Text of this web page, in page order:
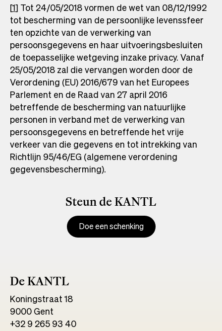
[1] Tot 24/05/2018 vormen de wet van 08/12/1992
tot bescherming van de persoonlijke levenssfeer
ten opzichte van de verwerking van
persoonsgegevens en haar uitvoeringsbesluiten
de toepasselijke wetgeving inzake privacy. Vanaf
25/05/2018 zal die vervangen worden door de
Verordening (EU) 2016/679 van het Europees
Parlement en de Raad van 27 april 2016
betreffende de bescherming van natuurlijke
personen in verband met de verwerking van
persoonsgegevens en betreffende het vrije
verkeer van die gegevens en tot intrekking van
Richtlijn 95/46/EG (algemene verordening
gegevensbescherming).
Steun de KANTL
Doe een schenking
De KANTL
Koningstraat 18
9000 Gent
+32 9 265 93 40